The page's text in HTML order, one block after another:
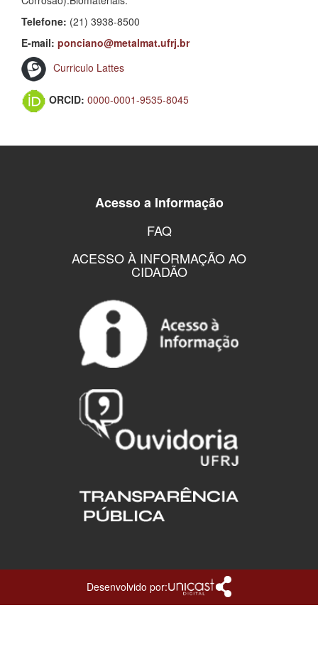
Telefone: (21) 3938-8500
E-mail: ponciano@metalmat.ufrj.br
Curriculo Lattes
ORCID: 0000-0001-9535-8045
Acesso a Informação
FAQ
ACESSO À INFORMAÇÃO AO
CIDADÃO
Desenvolvido por: